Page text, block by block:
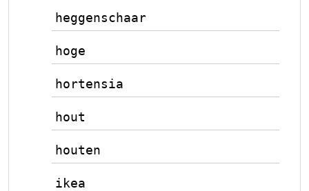
heggenschaar
hoge
hortensia
hout
houten
ikea